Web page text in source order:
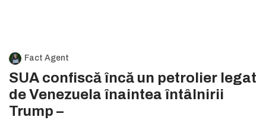
Fact Agent
SUA confiscă încă un petrolier legat
de Venezuela înaintea întâlnirii
Trump –